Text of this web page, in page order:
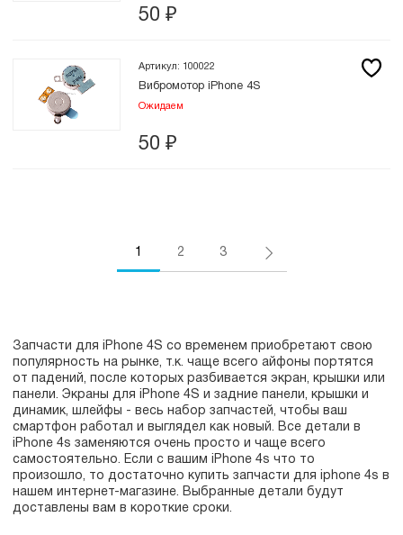
50 ₽
Артикул: 100022
Вибромотор iPhone 4S
Ожидаем
50 ₽
1 2 3
Запчасти для iPhone 4S со временем приобретают свою
популярность на рынке, т.к. чаще всего айфоны портятся
от падений, после которых разбивается экран, крышки или
панели. Экраны для iPhone 4S и задние панели, крышки и
динамик, шлейфы - весь набор запчастей, чтобы ваш
смартфон работал и выглядел как новый. Все детали в
iPhone 4s заменяются очень просто и чаще всего
самостоятельно. Если с вашим iPhone 4s что то
произошло, то достаточно купить запчасти для iphone 4s в
нашем интернет-магазине. Выбранные детали будут
доставлены вам в короткие сроки.